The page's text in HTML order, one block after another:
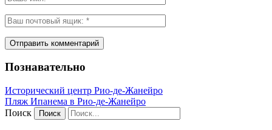
Познавательно
Исторический центр Рио-де-Жанейро
Пляж Ипанема в Рио-де-Жанейро
Поиск